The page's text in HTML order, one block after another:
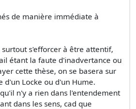
de manière immédiate à
s'efforcer à être attentif,
étant la faute d'inadvertance ou
cette thèse, on se basera sur
d'un Locke ou d'un Hume.
n'y a rien dans l'entendement
dans les sens, cad que